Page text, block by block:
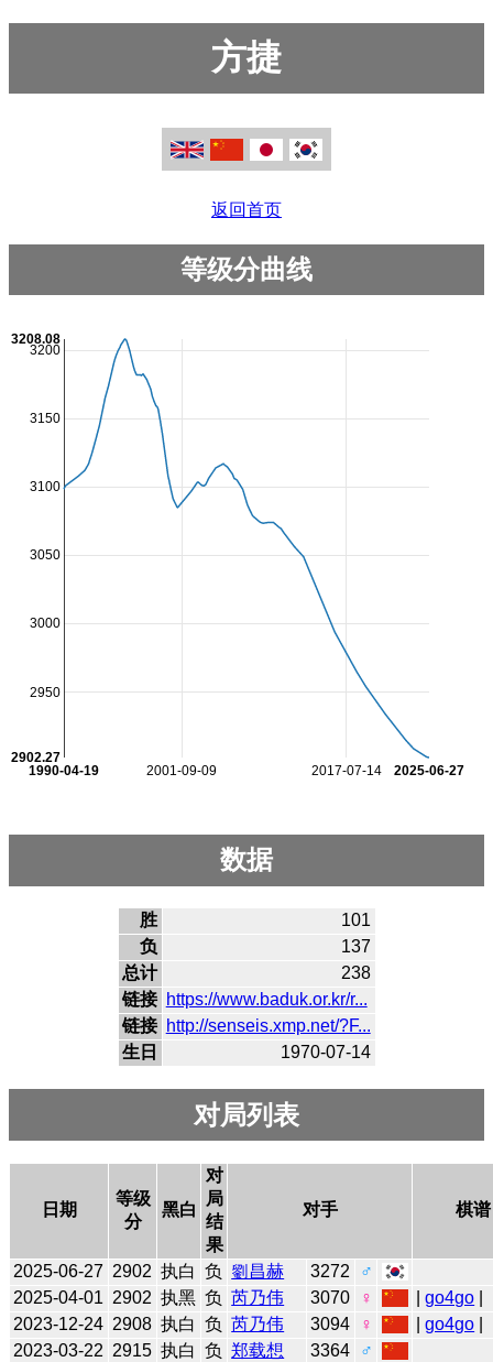
方捷
返回首页
等级分曲线
2001-09-09 2017-07-14
1990-04-19 2025-06-27
2950
3000
3050
3100
3150
3200
2902.27
3208.08
数据
胜
101
负
137
总计
238
链接 https://www.baduk.or.kr/r...
链接 http://senseis.xmp.net/?F...
生日
1970-07-14
对局列表
日期
等级
分
黑白
对
局
结
果
对手 棋谱
2025-06-27 2902 执白 负 劉昌赫 3272
♂
2025-04-01 2902 执黑 负 芮乃伟 3070 ♀ |go4go
2023-12-24 2908 执白 负 芮乃伟 3094 ♀ |go4go
2023-03-22 2915 执白 负 郑载想 3364
♂